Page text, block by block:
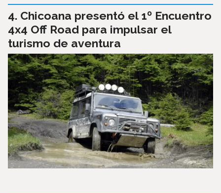
Chicoana presentó el 1º Encuentro
4x4 Off Road para impulsar el
turismo de aventura